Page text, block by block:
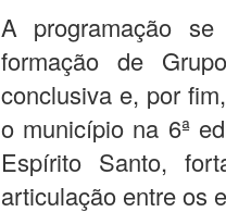
A programação
formação de
conclusiva e, por
o município na 6ª
Espírito Santo,
articulação entre os